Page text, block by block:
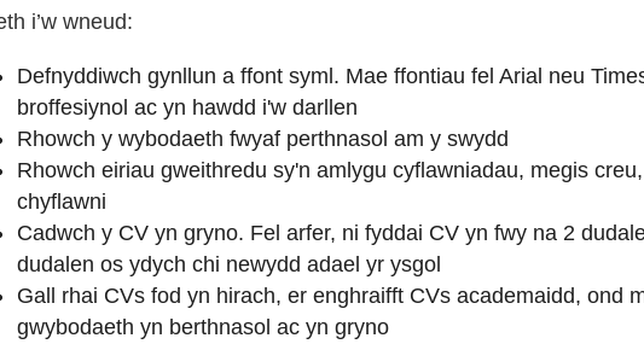
i’w wneud:
Defnyddiwch gynllun a ffont syml. Mae ffontiau fel Arial neu
broffesiynol ac yn hawdd i'w darllen
Rhowch y wybodaeth fwyaf perthnasol am y swydd
Rhowch eiriau gweithredu sy'n amlygu cyflawniadau, megis
chyflawni
Cadwch y CV yn gryno. Fel arfer, ni fyddai CV yn fwy na 2
dudalen os ydych chi newydd adael yr ysgol
Gall rhai CVs fod yn hirach, er enghraifft CVs academaidd, ond
gwybodaeth yn berthnasol ac yn gryno